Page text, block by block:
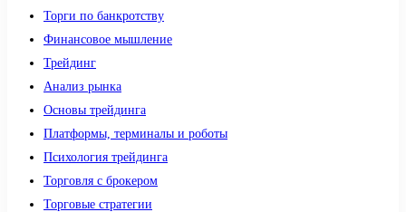
Торги по банкротству
Финансовое мышление
Трейдинг
Анализ рынка
Основы трейдинга
Платформы, терминалы и роботы
Психология трейдинга
Торговля с брокером
Торговые стратегии